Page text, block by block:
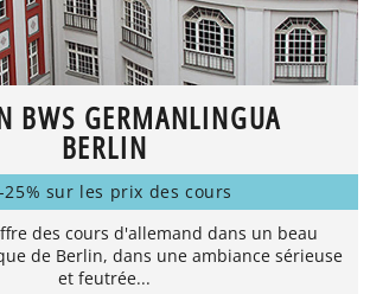
BWS GERMANLINGUA
BERLIN
-25% sur les prix des cours
des cours d'allemand dans un beau
de Berlin, dans une ambiance sérieuse
et feutrée...